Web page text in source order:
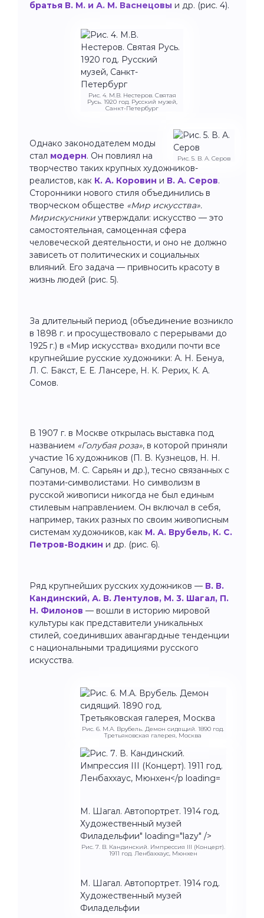
братья В. М. и А. М. Васнецовы и др. (рис. 4).
Рис. 4. М.В. Нестеров. Святая
Русь. 1920 год. Русский музей,
Санкт-Петербург
Рис. 5. В. А. Серов
Однако законодателем моды
стал модерн. Он повлиял на
творчество таких крупных художников-
реалистов, как К. А. Коровин и В. А. Серов.
Сторонники нового стиля объединились в
творческом обществе «Мир искусства».
Мирискусники утверждали: искусство — это
самостоятельная, самоценная сфера
человеческой деятельности, и оно не должно
зависеть от политических и социальных
влияний. Его задача — привносить красоту в
жизнь людей (рис. 5).
За длительный период (объединение возникло
в 1898 г. и просуществовало с перерывами до
1925 г.) в «Мир искусства» входили почти все
крупнейшие русские художники: А. Н. Бенуа,
Л. С. Бакст, Е. Е. Лансере, Н. К. Рерих, К. А.
Сомов.
В 1907 г. в Москве открылась выставка под
названием «Голубая роза», в которой приняли
участие 16 художников (П. В. Кузнецов, Н. Н.
Сапунов, М. С. Сарьян и др.), тесно связанных с
поэтами-символистами. Но символизм в
русской живописи никогда не был единым
стилевым направлением. Он включал в себя,
например, таких разных по своим живописным
системам художников, как М. А. Врубель, К. С.
Петров-Водкин и др. (рис. 6).
Ряд крупнейших русских художников — В. В.
Кандинский, А. В. Лентулов, М. 3. Шагал, П.
Н. Филонов — вошли в историю мировой
культуры как представители уникальных
стилей, соединивших авангардные тенденции
с национальными традициями русского
искусства.
Рис. 6. М.А. Врубель. Демон сидящий. 1890 год.
Третьяковская галерея, Москва
М. Шагал. Автопортрет. 1914 год.
Художественный музей
Филадельфии" loading="lazy" />
Рис. 7. В. Кандинский. Импрессия III (Концерт).
1911 год. Ленбаххаус, Мюнхен
М. Шагал. Автопортрет. 1914 год.
Художественный музей
Филадельфии